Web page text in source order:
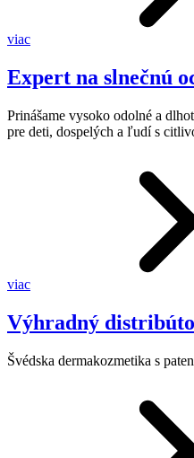
viac
Expert na slnečnú
Prinášame vysoko odolné a
pre deti, dospelých a ľudí s
viac
Výhradný
Švédska dermakozmetika s